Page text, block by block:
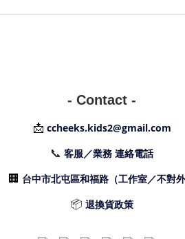
是逐漸的，整體的
襠更低，它的臀部
胖臉頰家的大
- Contact -
📩 ccheeks.kids2@gmail.com
📞 客服／業務 連絡電話
🏢 台中市北屯區和福路（工作室／不對外
📦 退換貨政策